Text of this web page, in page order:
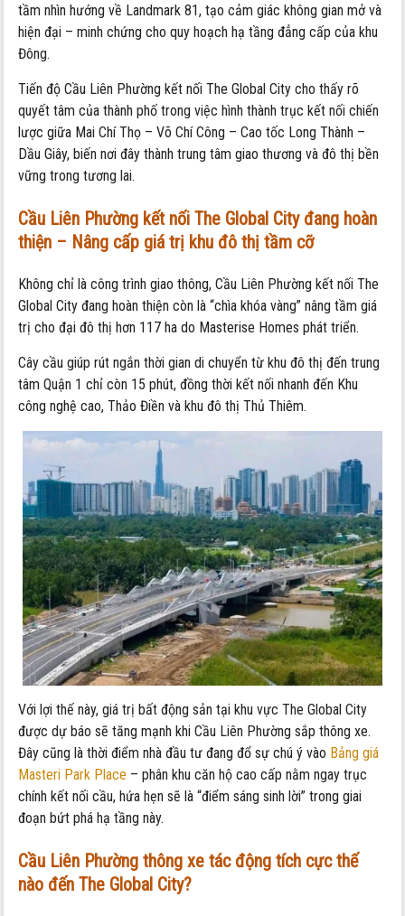
tầm nhìn hướng về Landmark 81, tạo cảm giác không gian mở và
hiện đại – minh chứng cho quy hoạch hạ tầng đẳng cấp của khu
Đông.
Tiến độ Cầu Liên Phường kết nối The Global City cho thấy rõ
quyết tâm của thành phố trong việc hình thành trục kết nối chiến
lược giữa Mai Chí Thọ – Võ Chí Công – Cao tốc Long Thành –
Dầu Giây, biến nơi đây thành trung tâm giao thương và đô thị bền
vững trong tương lai.
Cầu Liên Phường kết nối The Global City đang hoàn
thiện – Nâng cấp giá trị khu đô thị tầm cỡ
Không chỉ là công trình giao thông, Cầu Liên Phường kết nối The
Global City đang hoàn thiện còn là “chìa khóa vàng” nâng tầm giá
trị cho đại đô thị hơn 117 ha do Masterise Homes phát triển.
Cây cầu giúp rút ngắn thời gian di chuyển từ khu đô thị đến trung
tâm Quận 1 chỉ còn 15 phút, đồng thời kết nối nhanh đến Khu
công nghệ cao, Thảo Điền và khu đô thị Thủ Thiêm.
Với lợi thế này, giá trị bất động sản tại khu vực The Global City
được dự báo sẽ tăng mạnh khi Cầu Liên Phường sắp thông xe.
Đây cũng là thời điểm nhà đầu tư đang đổ sự chú ý vào Bảng giá
Masteri Park Place – phân khu căn hộ cao cấp nằm ngay trục
chính kết nối cầu, hứa hẹn sẽ là “điểm sáng sinh lời” trong giai
đoạn bứt phá hạ tầng này.
Cầu Liên Phường thông xe tác động tích cực thế
nào đến The Global City?